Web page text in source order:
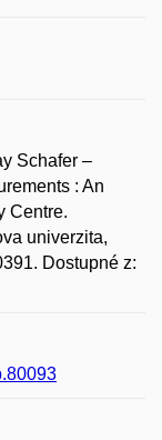
Schafer –
: An
Centre.
univerzita,
Dostupné z: